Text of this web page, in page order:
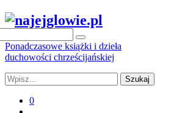
Ponadczasowe książki i dzieła
duchowości chrześcijańskiej
Szukaj
0